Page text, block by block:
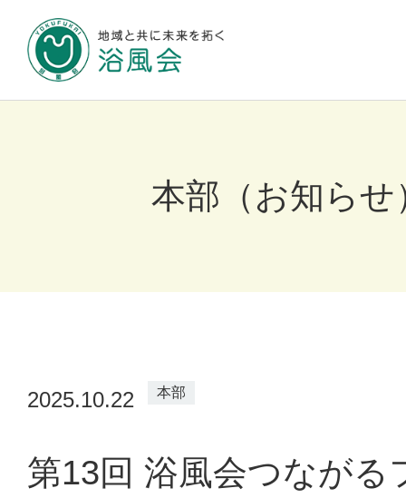
浴風会について本部（お知らせ
2025.10.22 本部
第13回 浴風会つながる